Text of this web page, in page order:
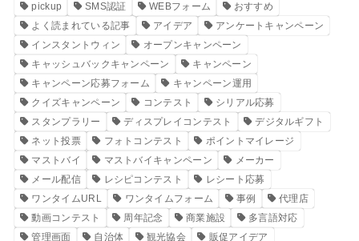
pickup
SMS認証 WEBフォーム
おすすめ
よく読まれている記事
アイデア
アンケートキャンペーン
インスタントウィン
オープンキャンペーン
キャッシュバックキャンペーン
キャンペーン
キャンペーン応募フォーム
キャンペーン運用
クイズキャンペーン
コンテスト
シリアル応募
スタンプラリー
ディスプレイコンテスト
デジタルギフト
ネット投票
フォトコンテスト
ポイントマイレージ
マストバイ
マストバイキャンペーン
メーカー
メール配信
レシピコンテスト
レシート応募
ワンタイムURL
ワンタイムフォーム 事例
代理店
動画コンテスト
周年記念 商業施設
多言語対応
管理画面
自治体 観光協会 販促アイデア